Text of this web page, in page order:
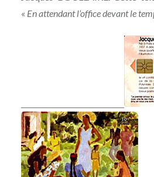
« En attendant l’office devant le